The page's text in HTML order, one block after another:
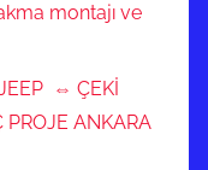
montajı ve
⇔ ÇEKİ
ANKARA